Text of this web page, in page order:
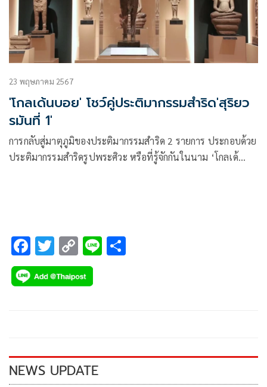
23 พฤษภาคม 2567
'โกลเด้นบอย' โชว์คู่ประติมากรรมสำริด'สุริยว
รมันที่ 1'
การกลับสู่มาตุภูมิของประติมากรรมสำริด 2 รายการ ประกอบด้วย
ประติมากรรมสำริดรูปพระศิวะ หรือที่รู้จักกันในนาม ‘โกลเด้
F
ac
e
k
T
wi
tt
C
o
p
k
Li
NEWS UPDATE